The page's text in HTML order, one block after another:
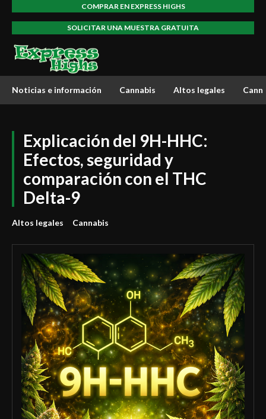
COMPRAR EN EXPRESS HIGHS
SOLICITAR UNA MUESTRA GRATUITA
Noticias e información Cannabis Altos legales
Explicación del 9H-HHC:
Efectos, seguridad y
comparación con el THC
Delta-9
Altos legales Cannabis